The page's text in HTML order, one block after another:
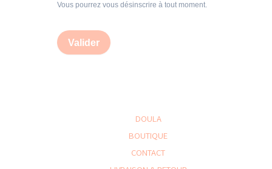
Vous pourrez vous désinscrire à tout moment.
Valider
DOULA
BOUTIQUE
CONTACT